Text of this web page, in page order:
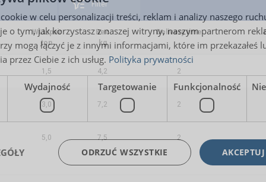
Filter
WLL/pair
ton
Вес
kg
Delivery time
1,5 4,2 2
3,0 7,2 2
5,0 7,5 2
w celu personalizacji treści, reklam i analizy naszego
o tym, jak korzystasz z naszej witryny, naszym partnerom
mogą łączyć je z innymi informacjami, które im przekazałeś
przez Ciebie z ich usług. Polityka prywatności
Wydajność Targetowanie Funkcjonalność
ODRZUĆ WSZYSTKIE